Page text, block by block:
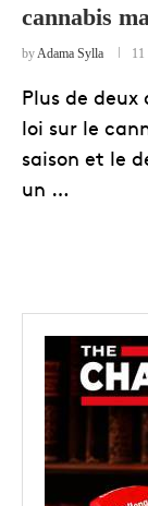
cannabis
byAdama Sylla 11
Plus de deux
loi sur le
saison et le
un …